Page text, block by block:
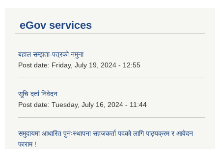
eGov services
बहाल सम्झता-पत्रको नमुना
Post date: Friday, July 19, 2024 - 12:55
सूचि दर्ता निवेदन
Post date: Tuesday, July 16, 2024 - 11:44
समुदायमा आधारित पुनःस्थापना सहजकर्ता पदको लागि पाठ्यक्रम र आवेदन
फाराम !